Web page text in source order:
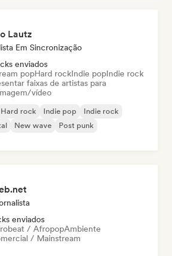
Lautz
Em Sincronização
enviados
popHard rockIndie popIndie rock
faixas de artistas para
vídeo
Hard rock Indie pop
Indie rock
New wave
Post punk
enviados
/ AfropopAmbiente
/ Mainstream